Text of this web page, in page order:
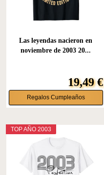
Las leyendas nacieron en
noviembre de 2003 20...
19,49 €
Regalos Cumpleaños
TOP AÑO 2003